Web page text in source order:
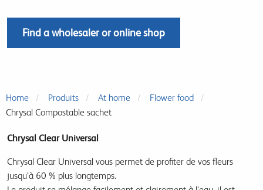
Find a wholesaler or online shop
Home Produits At home
Flower food
Chrysal Compostable sachet
Chrysal Clear Universal
Chrysal Clear Universal vous permet de profiter de vos fleurs
jusqu’à 60 % plus longtemps.